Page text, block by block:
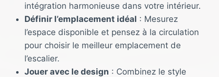
intégration harmonieuse dans votre intérieur.
Définir l’emplacement idéal : Mesurez
l’espace disponible et pensez à la circulation
pour choisir le meilleur emplacement de
l’escalier.
Jouer avec le design : Combinez le style